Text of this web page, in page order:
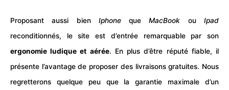
Proposant aussi bien IphonequeMacBook ouIpad
reconditionnés, le site est d’entrée remarquable par son
ergonomie ludique et aérée. En plus d’être réputé fiable, il
présente l’avantage de proposer des livraisons gratuites. Nous
regretterons quelque peu que la garantie maximale d’un